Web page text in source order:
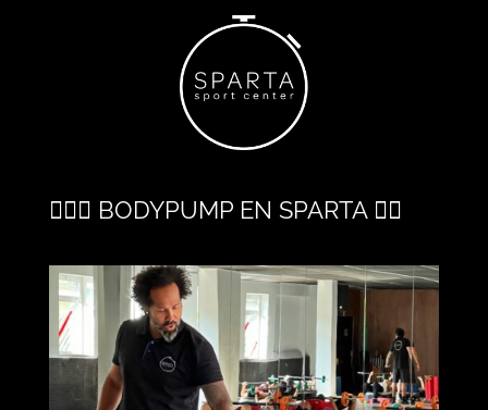
🏋🏻‍♀️ BODYPUMP EN SPARTA 🏋🏽